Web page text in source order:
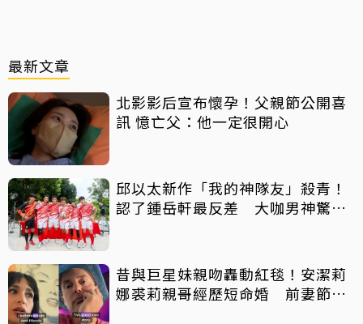
最新文章
北影影后宣布懷孕！父親節公開喜
訊 憶亡父：他一定很開心
邱以太新作「我的神隊友」殺青！
認了鍾岳軒最反差 大咖男神驚喜
昔與巨星妹親吻轟動紅毯！安潔莉
娜裘莉親哥經歷短命婚 前妻節目